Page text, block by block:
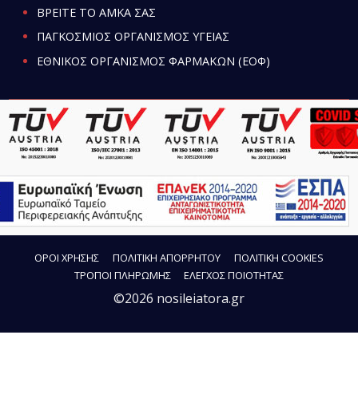
ΒΡΕΙΤΕ ΤΟ ΑΜΚΑ ΣΑΣ
ΠΑΓΚΟΣΜΙΟΣ ΟΡΓΑΝΙΣΜΟΣ ΥΓΕΙΑΣ
ΕΘΝΙΚΟΣ ΟΡΓΑΝΙΣΜΟΣ ΦΑΡΜΑΚΩΝ (ΕΟΦ)
ΟΡΟΙ ΧΡΗΣΗΣ ΠΟΛΙΤΙΚΗ ΑΠΟΡΡΗΤΟΥ
ΠΟΛΙΤΙΚΗ COOKIES
ΤΡΟΠΟΙ ΠΛΗΡΩΜΗΣ
ΕΛΕΓΧΟΣ ΠΟΙΟΤΗΤΑΣ
©2026 nosileiatora.gr